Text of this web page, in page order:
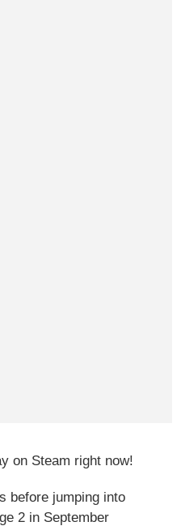
on Steam right now!
before jumping into
2 in September